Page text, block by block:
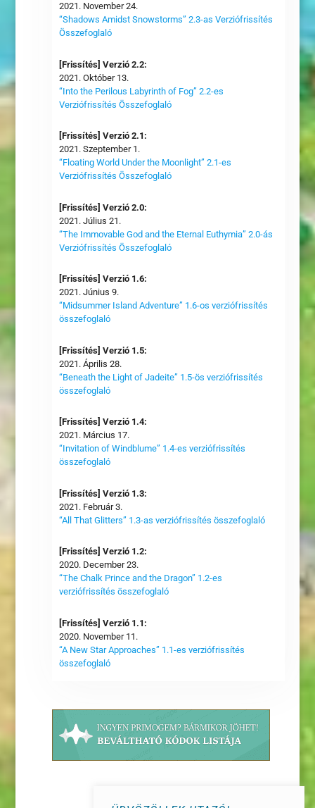
2021. November 24.
“Shadows Amidst Snowstorms” 2.3-as Verziófrissítés
Összefoglaló
[Frissítés] Verzió 2.2:
2021. Október 13.
“Into the Perilous Labyrinth of Fog” 2.2-es
Verziófrissítés Összefoglaló
[Frissítés] Verzió 2.1:
2021. Szeptember 1.
“Floating World Under the Moonlight” 2.1-es
Verziófrissítés Összefoglaló
[Frissítés] Verzió 2.0:
2021. Július 21.
“The Immovable God and the Eternal Euthymia” 2.0-ás
Verziófrissítés Összefoglaló
[Frissítés] Verzió 1.6:
2021. Június 9.
“Midsummer Island Adventure” 1.6-os verziófrissítés
összefoglaló
[Frissítés] Verzió 1.5:
2021. Április 28.
“Beneath the Light of Jadeite” 1.5-ös verziófrissítés
összefoglaló
[Frissítés] Verzió 1.4:
2021. Március 17.
“Invitation of Windblume” 1.4-es verziófrissítés
összefoglaló
[Frissítés] Verzió 1.3:
2021. Február 3.
“All That Glitters” 1.3-as verziófrissítés összefoglaló
[Frissítés] Verzió 1.2:
2020. December 23.
“The Chalk Prince and the Dragon” 1.2-es
verziófrissítés összefoglaló
[Frissítés] Verzió 1.1:
2020. November 11.
“A New Star Approaches” 1.1-es verziófrissítés
összefoglaló